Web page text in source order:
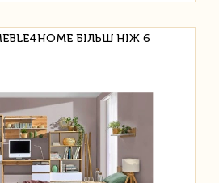
БІЛЬШ НІЖ 6